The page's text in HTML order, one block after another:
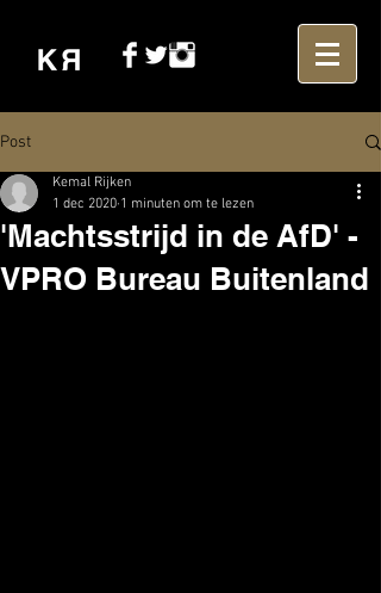
Post
'Machtsstrijd in de AfD' -
VPRO Bureau Buitenland
Kemal Rijken
1 dec 2020 1 minuten om te lezen